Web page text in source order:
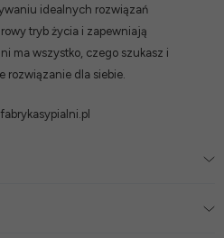
idealnych rozwiązań
tryb życia i zapewniają
ma wszystko, czego szukasz i
rozwiązanie dla siebie.